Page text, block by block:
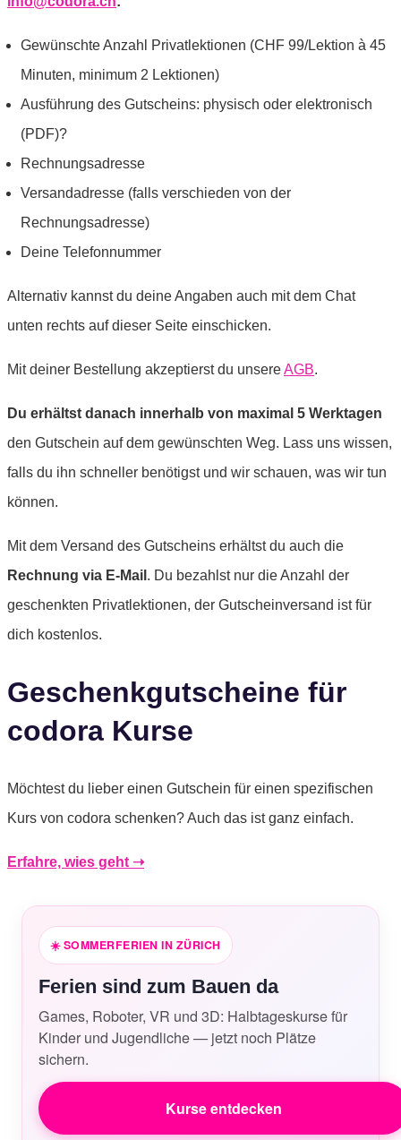
Gewünschte Anzahl Privatlektionen (CHF 99/Lektion à 45
Minuten, minimum 2 Lektionen)
Ausführung des Gutscheins: physisch oder elektronisch
(PDF)?
Rechnungsadresse
Versandadresse (falls verschieden von der
Rechnungsadresse)
Deine Telefonnummer
Alternativ kannst du deine Angaben auch mit dem Chat
unten rechts auf dieser Seite einschicken.
Mit deiner Bestellung akzeptierst du unsereAGB.
Du erhältst danach innerhalb von maximal 5 Werktagen
den Gutschein auf dem gewünschten Weg. Lass uns wissen,
falls du ihn schneller benötigst und wir schauen, was wir tun
können.
Mit dem Versand des Gutscheins erhältst du auch die
Rechnung via E-Mail . Du bezahlst nur die Anzahl der
geschenkten Privatlektionen, der Gutscheinversand ist für
dich kostenlos.
Geschenkgutscheine für
codora Kurse
Möchtest du lieber einen Gutschein für einen spezifischen
Kurs von codora schenken? Auch das ist ganz einfach.
Erfahre, wies geht ➝
☀️SOMMERFERIEN IN ZÜRICH
Ferien sind zum Bauen da
Games, Roboter, VR und 3D: Halbtageskurse für
Kinder und Jugendliche — jetzt noch Plätze
sichern.
Kurse entdecken